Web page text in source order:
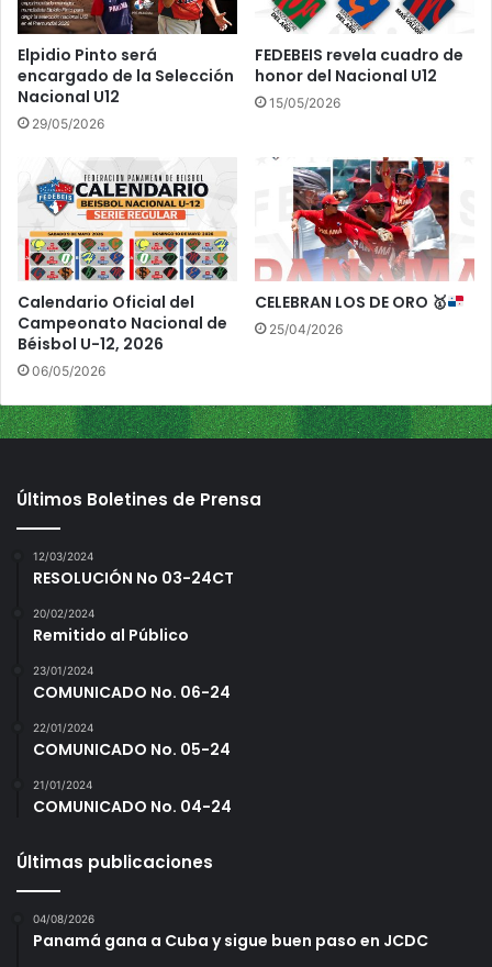
"
n
o
m
e
n
p
a
t
i
Elpidio Pinto será
encargado de la Selección
Nacional U12
29/05/2026
FEDEBEIS revela cuadro de
honor del Nacional U12
15/05/2026
Calendario Oficial del
Campeonato Nacional de
Béisbol U-12, 2026
06/05/2026
CELEBRAN LOS DE ORO 🥇
25/04/2026
Últimos Boletines de Prensa
12/03/2024
RESOLUCIÓN No 03-24CT
20/02/2024
Remitido al Público
23/01/2024
COMUNICADO No. 06-24
22/01/2024
COMUNICADO No. 05-24
21/01/2024
COMUNICADO No. 04-24
Últimas publicaciones
04/08/2026
Panamá gana a Cuba y sigue buen paso en JCDC